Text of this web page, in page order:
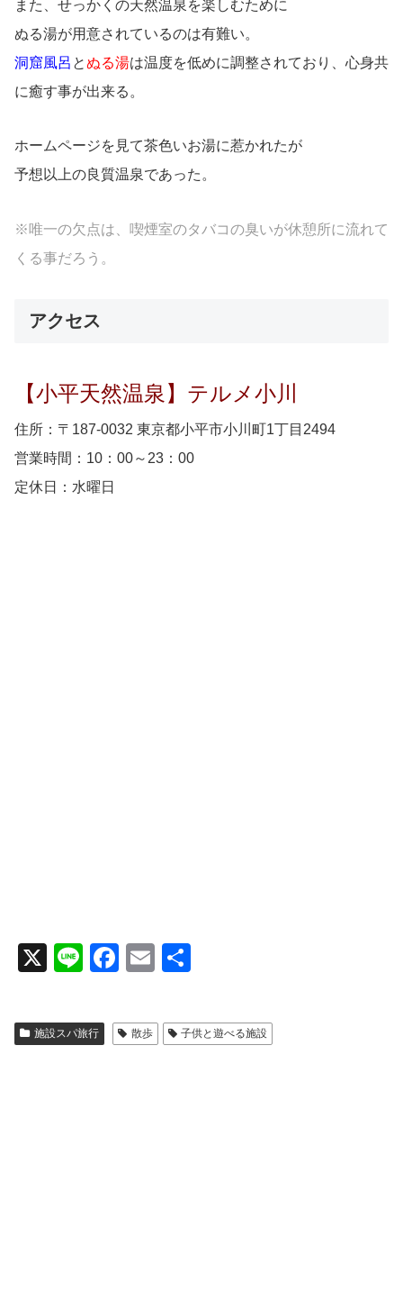
また、せっかくの天然温泉を楽しむために
ぬる湯が用意されているのは有難い。
洞窟風呂 とぬる湯は温度を低めに調整されており、心身共
に癒す事が出来る。
ホームページを見て茶色いお湯に惹かれたが
予想以上の良質温泉であった。
※唯一の欠点は、喫煙室のタバコの臭いが休憩所に流れて
くる事だろう。
アクセス
【小平天然温泉】テルメ小川
住所：〒187-0032 東京都小平市小川町1丁目2494
営業時間：10：00～23：00
定休日：水曜日
X
Li
e
F
c
e
E
ail
施設スパ旅行 散歩 子供と遊べる施設